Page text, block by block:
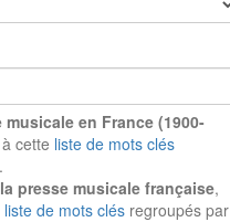
en France (1900-
cette liste de mots clés
presse musicale française,
liste de mots clés regroupés par